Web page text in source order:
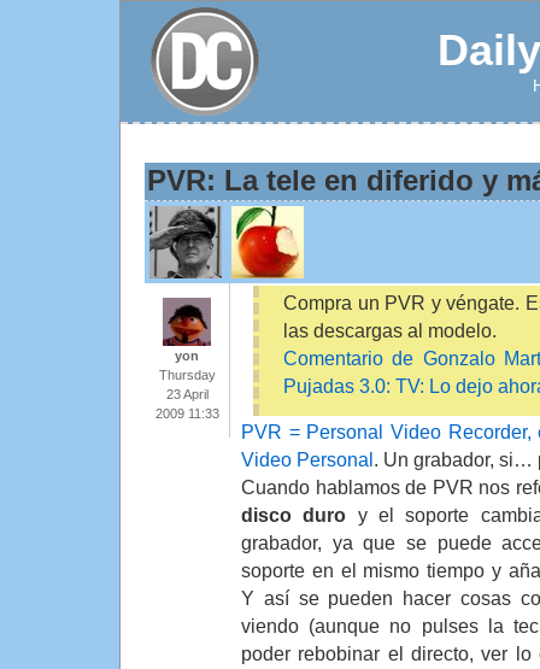
PVR: La tele en diferido y
yon
Thursday
23 April
2009 11:33
Compra un PVR y véngate.
las descargas al modelo.
Comentario de Gonzalo
Pujadas 3.0: TV: Lo dejo
PVR = Personal Video
Video Personal. Un grabador, si…
Cuando hablamos de PVR nos
disco duro y el soporte
grabador, ya que se puede
soporte en el mismo tiempo y
Y así se pueden hacer cosas
viendo (aunque no pulses la
poder rebobinar el directo, ver